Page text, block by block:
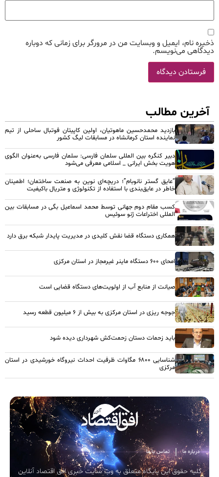
ذخیره نام، ایمیل و وبسایت من در مرورگر برای زمانی که دوباره
دیدگاهی می‌نویسم.
آخرین مطالب
بازدید محمدحسین ماهوتیان، اولین کاپیتان فوتبال ساحلی از تیم
نماینده استان کرمانشاه در مسابقات لیگ کشور
دبیر کنگره بین المللی سلمان فارسی: سلمان فارسی به‌عنوان الگوی
هویت بخش ایرانی _ اسلامی معرفی می‌شود
“عایق گستر نانوبام”؛ دریچه‌ای نوین به صنعت ساختمان؛ اطمینان
خاطر در عایق‌بندی با استفاده از تکنولوژی و متریال باکیفیت
کسب مقام دوم جهانی توسط محمد اسماعیل بگی در مسابقات بین
المللی اختراعات ژنو سوئیس
همکاری دستگاه قضا نقش کلیدی در مدیریت پایدار شبکه برق دارد
امحای ۶۰۰ دستگاه ماینر غیرمجاز در استان مرکزی
صیانت از منابع آب از اولویت‌های دستگاه قضایی است
جوجه ریزی در استان مرکزی به بیش از ۶ میلیون قطعه رسید
باید زحمات دستان زحمت‌کش شهرداری دیده شود
شناسایی ۶۸۰۰ مگاوات ظرفیت احداث نیروگاه خورشیدی در استان
مرکزی
درباره ما تماس با ما
کلیه حقوق این پایگاه متعلق به وب سایت خبری افق اقتصاد آنلاین